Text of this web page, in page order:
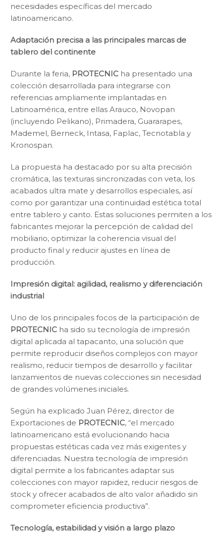
necesidades específicas del mercado
latinoamericano.
Adaptación precisa a las principales marcas de
tablero del continente
Durante la feria, PROTECNIC ha presentado una
colección desarrollada para integrarse con
referencias ampliamente implantadas en
Latinoamérica, entre ellas Arauco, Novopan
(incluyendo Pelikano), Primadera, Guararapes,
Mademel, Berneck, Intasa, Faplac, Tecnotabla y
Kronospan.
La propuesta ha destacado por su alta precisión
cromática, las texturas sincronizadas con veta, los
acabados ultra mate y desarrollos especiales, así
como por garantizar una continuidad estética total
entre tablero y canto. Estas soluciones permiten a los
fabricantes mejorar la percepción de calidad del
mobiliario, optimizar la coherencia visual del
producto final y reducir ajustes en línea de
producción.
Impresión digital: agilidad, realismo y diferenciación
industrial
Uno de los principales focos de la participación de
PROTECNIC ha sido su tecnología de impresión
digital aplicada al tapacanto, una solución que
permite reproducir diseños complejos con mayor
realismo, reducir tiempos de desarrollo y facilitar
lanzamientos de nuevas colecciones sin necesidad
de grandes volúmenes iniciales.
Según ha explicado Juan Pérez, director de
Exportaciones de PROTECNIC, “el mercado
latinoamericano está evolucionando hacia
propuestas estéticas cada vez más exigentes y
diferenciadas. Nuestra tecnología de impresión
digital permite a los fabricantes adaptar sus
colecciones con mayor rapidez, reducir riesgos de
stock y ofrecer acabados de alto valor añadido sin
comprometer eficiencia productiva”.
Tecnología, estabilidad y visión a largo plazo